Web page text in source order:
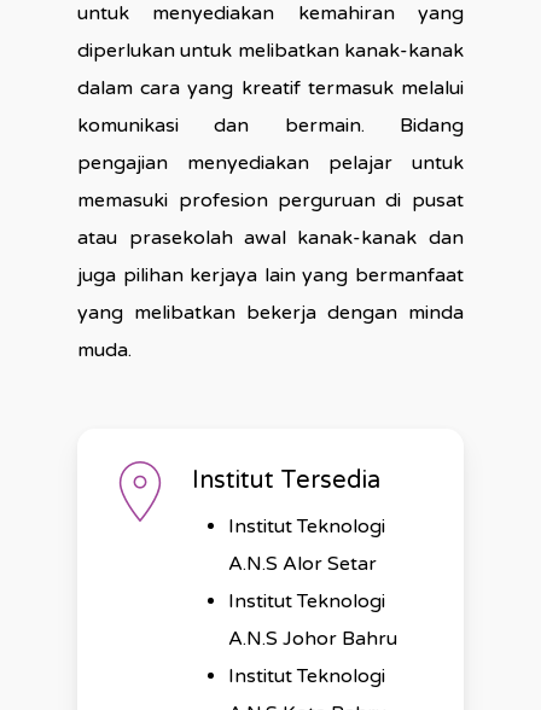
untuk menyediakan kemahiran yang
diperlukan untuk melibatkan kanak-kanak
dalam cara yang kreatif termasuk melalui
komunikasi dan bermain. Bidang
pengajian menyediakan pelajar untuk
memasuki profesion perguruan di pusat
atau prasekolah awal kanak-kanak dan
juga pilihan kerjaya lain yang bermanfaat
yang melibatkan bekerja dengan minda
muda.
Institut Tersedia
Institut Teknologi
A.N.S Alor Setar
Institut Teknologi
A.N.S Johor Bahru
Institut Teknologi